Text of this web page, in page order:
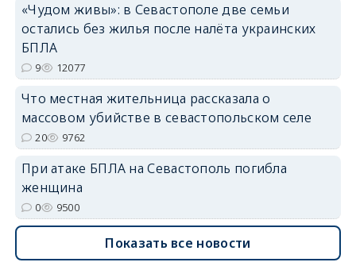
«Чудом живы»: в Севастополе две семьи
остались без жилья после налёта украинских
БПЛА
9 12077
Что местная жительница рассказала о
массовом убийстве в севастопольском селе
20 9762
При атаке БПЛА на Севастополь погибла
женщина
0 9500
Показать все новости